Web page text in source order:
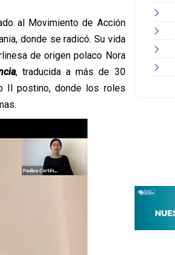
al Movimiento de Acción
donde se radicó. Su vida
de origen polaco Nora
, traducida a más de 30
Il postino, donde los roles